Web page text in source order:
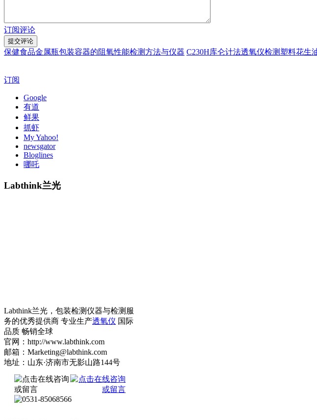
订阅评论
保健食品金属瓶包装容器的阻氧性能检测方法与仪器 C230H库仑计法透氧仪检测塑料花生
订阅
Google
有道
鲜果
抓虾
My Yahoo!
newsgator
Bloglines
哪吒
Labthink兰光
Labthink兰光，包装检测仪器与检测服
务的优秀提供商 专业生产透氧仪 国际
品质 畅销全球
官网：http://www.labthink.com
邮箱：Marketing@labthink.com
地址：山东·济南市无影山路144号